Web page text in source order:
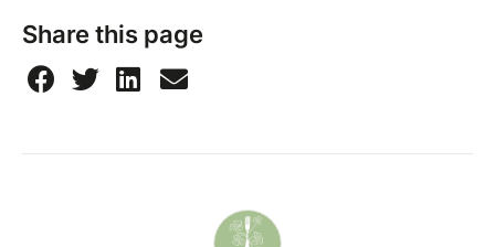
Share this page